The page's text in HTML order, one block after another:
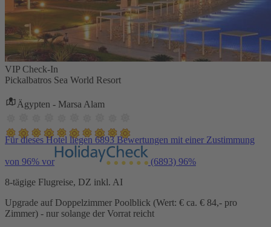
VIP Check-In
Pickalbatros Sea World Resort
Ägypten - Marsa Alam
Für dieses Hotel liegen 6893 Bewertungen mit einer Zustimmung
von 96% vor (6893) 96%
8-tägige Flugreise, DZ inkl. AI
Upgrade auf Doppelzimmer Poolblick (Wert: € ca. € 84,- pro
Zimmer) - nur solange der Vorrat reicht